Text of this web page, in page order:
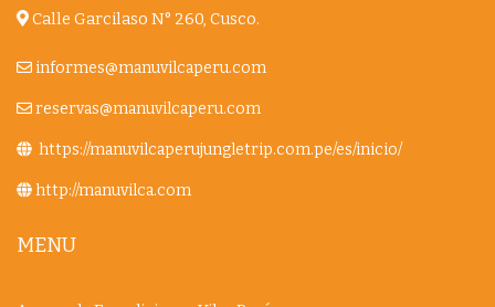
Calle Garcilaso N° 260, Cusco.
informes@manuvilcaperu.com
reservas@manuvilcaperu.com
https://manuvilcaperujungletrip.com.pe/es/inicio/
http://manuvilca.com
MENU